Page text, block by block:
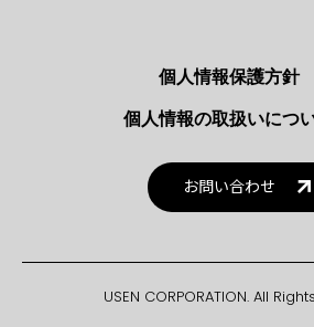
個人情報保護方針
個人情報の取扱いにつ
お問い合わせ
USEN CORPORATION. All